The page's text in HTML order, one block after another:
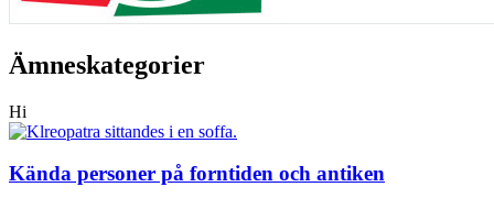
Ämneskategorier
Hi
Kända personer på forntiden och antiken